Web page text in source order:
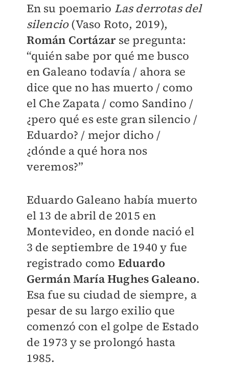
En su poemario Las derrotas del
silencio(Vaso Roto, 2019),
Román Cortázarse pregunta:
“quién sabe por qué me busco
en Galeano todavía / ahora se
dice que no has muerto / como
el Che Zapata / como Sandino /
¿pero qué es este gran silencio /
Eduardo? / mejor dicho /
¿dónde a qué hora nos
veremos?”
Eduardo Galeano había muerto
el 13 de abril de 2015 en
Montevideo, en donde nació el
3 de septiembre de 1940 y fue
registrado como Eduardo
Germán María Hughes Galeano.
Esa fue su ciudad de siempre, a
pesar de su largo exilio que
comenzó con el golpe de Estado
de 1973 y se prolongó hasta
1985.